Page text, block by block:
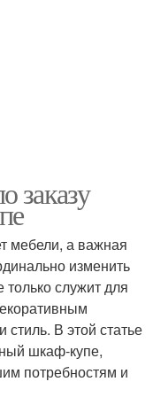
заказу
мебели, а важная
изменить
служит для
В этой статье
шкаф-купе,
потребностям и